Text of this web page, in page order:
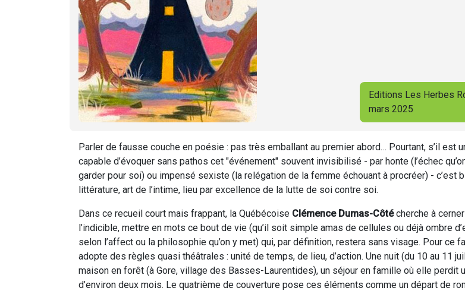
Editions Les Herbes
mars 2025
Parler de fausse couche en poésie : pas très emballant au premier abord… Pourtant, s’il est
capable d’évoquer sans pathos cet "événement" souvent invisibilisé - par honte (l’échec
garder pour soi) ou impensé sexiste (la relégation de la femme échouant à procréer) - c’est
littérature, art de l’intime, lieu par excellence de la lutte de soi contre soi.
Dans ce recueil court mais frappant, la Québécoise Clémence Dumas-Côtécherche à cerner
l’indicible, mettre en mots ce bout de vie (qu’il soit simple amas de cellules ou déjà ombre
selon l’affect ou la philosophie qu’on y met) qui, par définition, restera sans visage. Pour ce
adopte des règles quasi théâtrales : unité de temps, de lieu, d’action. Une nuit (du 10 au 11
maison en forêt (à Gore, village des Basses-Laurentides), un séjour en famille où elle perdit
d’environ deux mois. Le quatrième de couverture pose ces éléments comme un départ de